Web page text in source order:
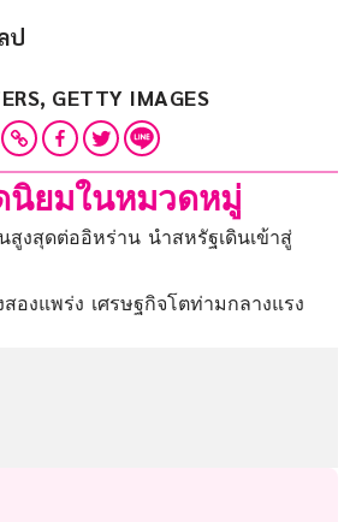
ป
GETTY IMAGES
นิยมในหมวดหมู่
สูงสุดต่ออิหร่าน นำสหรัฐเดินเข้าสู่
องแพร่ง เศรษฐกิจโตท่ามกลางแรง